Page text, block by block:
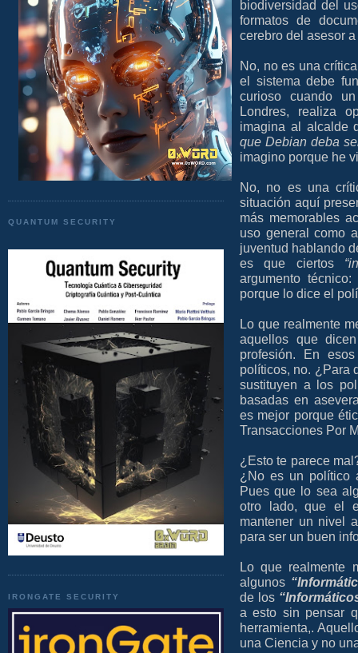
QUANTUM SECURITY
IRONGATE SECURITY
biodiversidad del
formatos de
cerebro del asesor
No, no es una
el sistema debe
curioso cuando
Londres, realiza
imagina al alcalde
que Debian deba
imagino porque he
No, no es una
situación aquí
más memorables
uso general como
juventud hablando
es que ciertos
argumento
porque lo dice el
Lo que realmente
aquellos que
profesión. En
políticos, no. ¿Para
sustituyen a los
basadas en
es mejor porque
Transacciones Por
¿Esto te parece
¿No es un político
Pues que lo sea
otro lado, que el
mantener un nivel
para ser un buen
Lo que realmente
algunos
de los
a esto sin pensar
herramienta,.
una Ciencia y no